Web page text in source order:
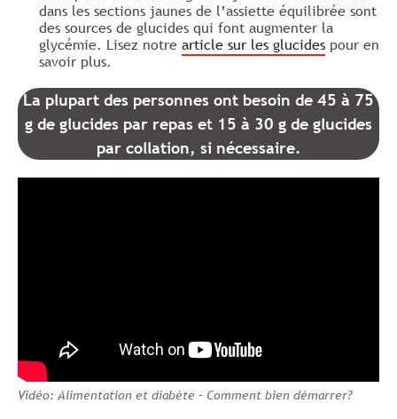
dans les sections jaunes de l’assiette équilibrée sont
des sources de glucides qui font augmenter la
glycémie. Lisez notre article sur les glucides pour en
savoir plus.
La plupart des personnes ont besoin de 45 à 75
g de glucides par repas et 15 à 30 g de glucides
par collation, si nécessaire.
Vidéo: Alimentation et diabète – Comment bien démarrer?